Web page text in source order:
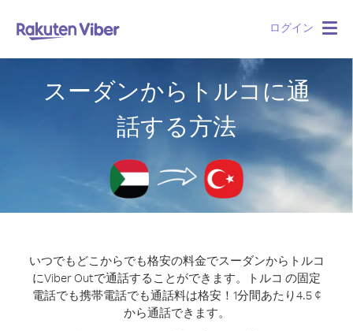
ログイン
スーダンからトルコに通
話する方法
いつでもどこからでも格安の料金でスーダンからトルコ
にViber Outで通話することができます。
トルコ の固定
電話でも携帯電話でも通話料は格安！1分間あたり4.5 ¢
から通話できます。